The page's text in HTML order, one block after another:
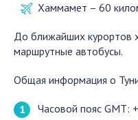
Хаммамет – 60
До ближайших курортов
маршрутные автобусы.
Общая информация о
Часовой пояс GMT: